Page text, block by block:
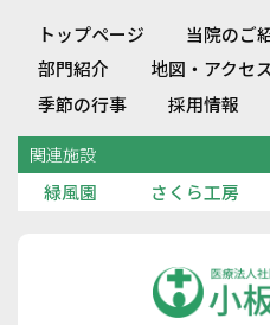
トップページ 当院のご
部門紹介
地図・アクセス
季節の行事
採用情報
関連施設
緑風園 さくら工房